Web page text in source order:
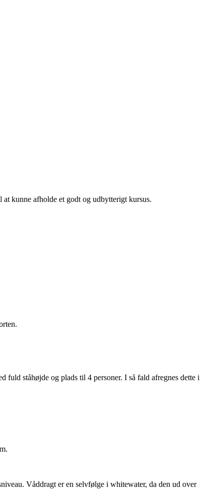
kunne afholde et godt og udbytterigt kursus.
ståhøjde og plads til 4 personer. I så fald afregnes dette i
Våddragt er en selvfølge i whitewater, da den ud over